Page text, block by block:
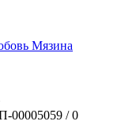
Мязина
00005059 / 0